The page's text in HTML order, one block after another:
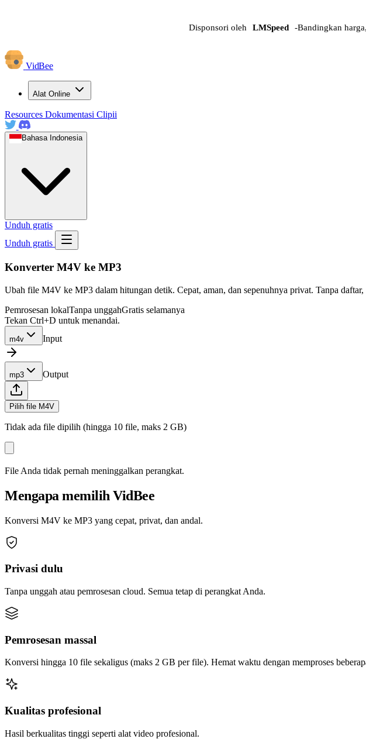
Disponsori oleh LMSpeed -Bandingkan
VidBee
Alat Online
Resources Dokumentasi Clipii
Bahasa Indonesia
Unduh gratis
Unduh gratis
Konverter M4V ke MP3
Ubah file M4V ke MP3 dalam hitungan detik. Cepat, aman, dan sepenuhnya privat. Tanpa daftar,
Pemrosesan lokalTanpa unggahGratis selamanya
Tekan Ctrl+D untuk menandai.
m4v Input
mp3 Output
Pilih file M4V
Tidak ada file dipilih (hingga 10 file, maks 2 GB)
File Anda tidak pernah meninggalkan perangkat.
Mengapa memilih VidBee
Konversi M4V ke MP3 yang cepat, privat, dan andal.
Privasi dulu
Tanpa unggah atau pemrosesan cloud. Semua tetap di perangkat Anda.
Pemrosesan massal
Konversi hingga 10 file sekaligus (maks 2 GB per file). Hemat waktu dengan memproses
Kualitas profesional
Hasil berkualitas tinggi seperti alat video profesional.